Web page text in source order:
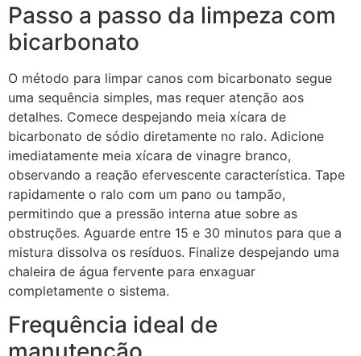
Passo a passo da limpeza com
bicarbonato
O método para limpar canos com bicarbonato segue
uma sequência simples, mas requer atenção aos
detalhes. Comece despejando meia xícara de
bicarbonato de sódio diretamente no ralo. Adicione
imediatamente meia xícara de vinagre branco,
observando a reação efervescente característica. Tape
rapidamente o ralo com um pano ou tampão,
permitindo que a pressão interna atue sobre as
obstruções. Aguarde entre 15 e 30 minutos para que a
mistura dissolva os resíduos. Finalize despejando uma
chaleira de água fervente para enxaguar
completamente o sistema.
Frequência ideal de